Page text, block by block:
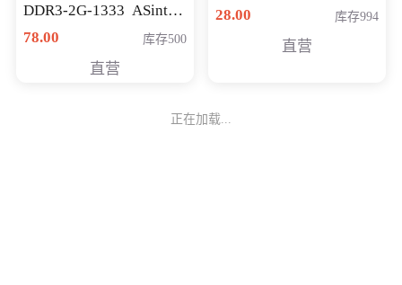
DDR3-2G-1333 ASint昱
联品牌
78.00 库存500
直营
28.00
库存994
直营
正在加载...